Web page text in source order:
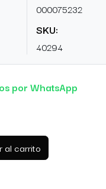
000075232
SKU:
40294
por WhatsApp
al carrito